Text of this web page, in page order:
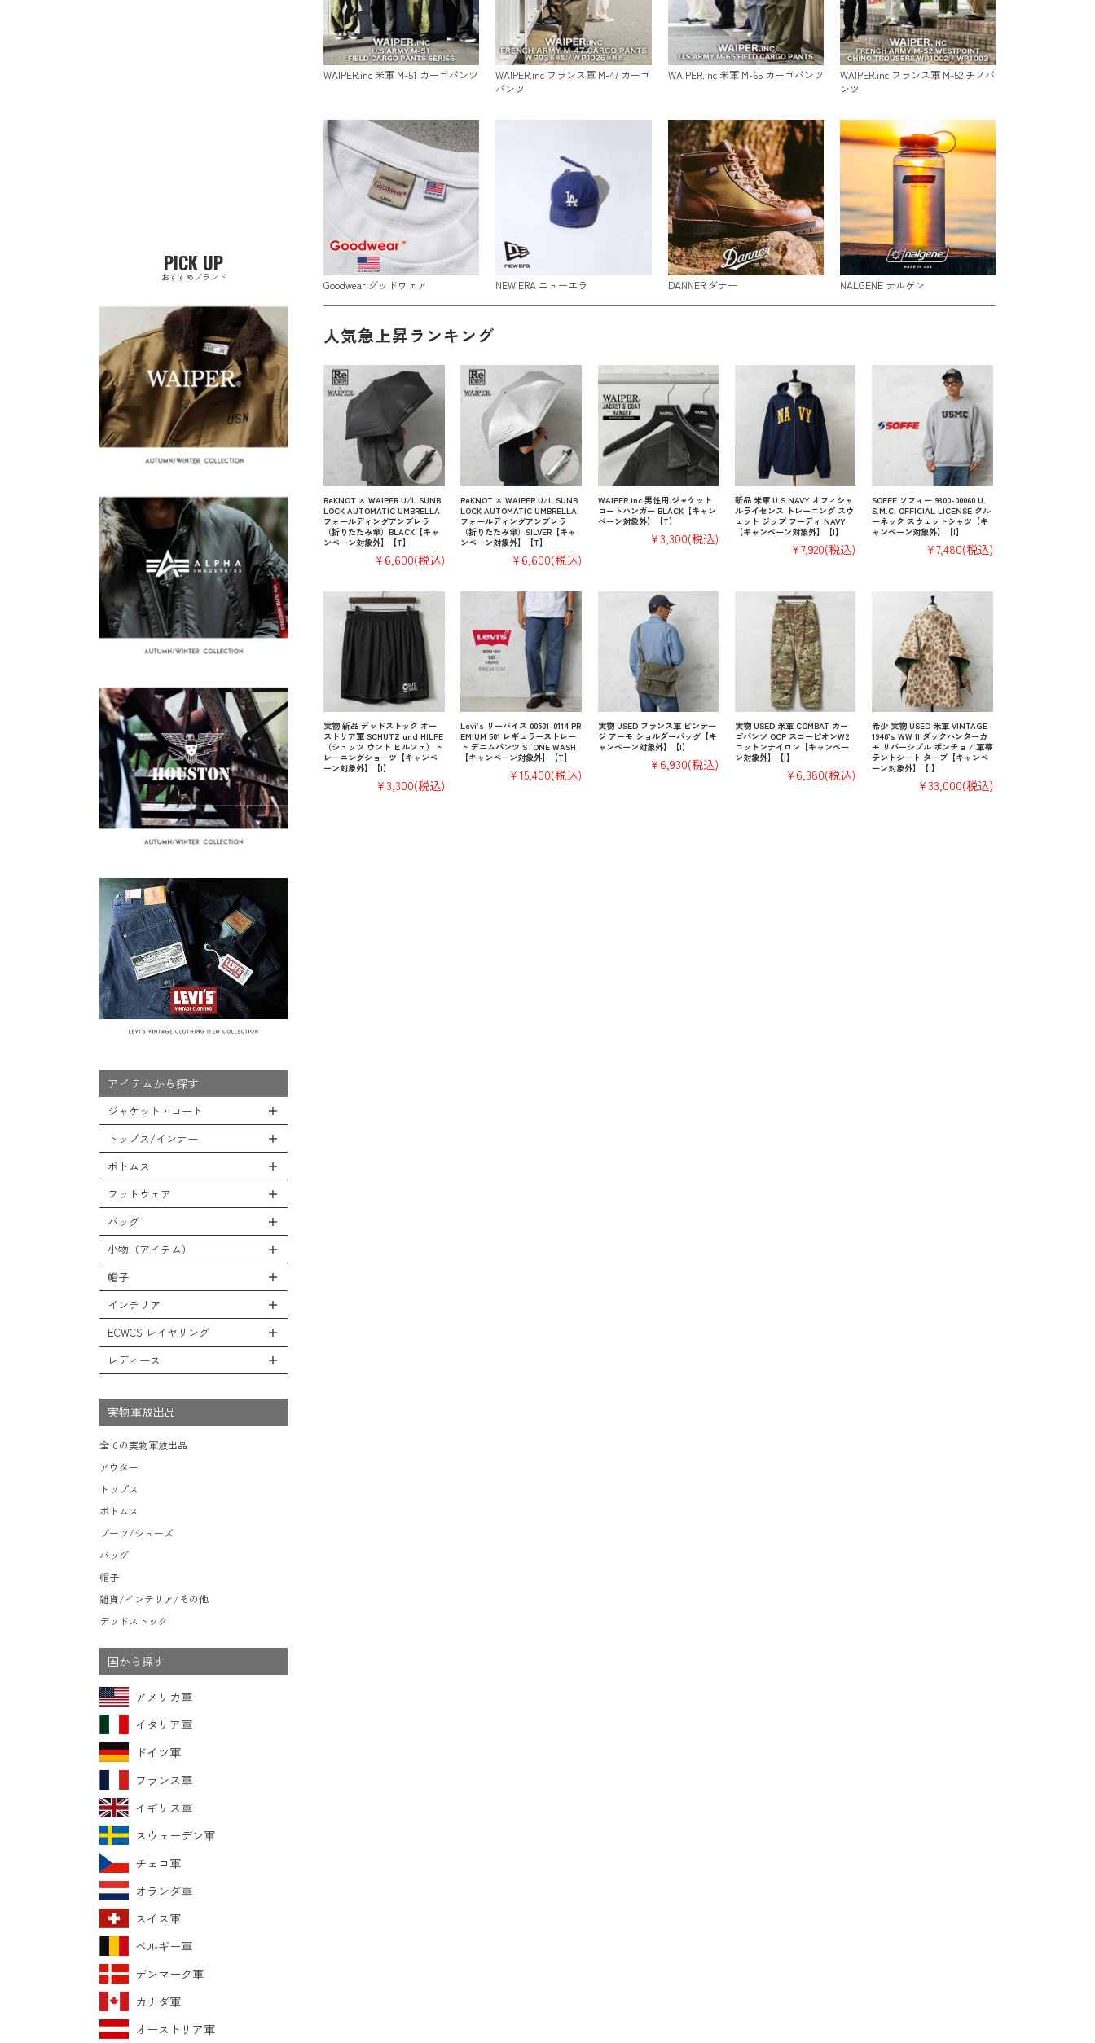
WAIPER.inc 米軍 M-51 カーゴパンツ
WAIPER.inc フランス軍 M-47 カーゴ
パンツ
WAIPER.inc 米軍 M-65 カーゴパンツ
WAIPER.inc フランス軍 M-52 チノパ
ンツ
Goodwear グッドウェア NEW ERA ニューエラ DANNER ダナー NALGENE ナルゲン
人気急上昇ランキング
ReKNOT × WAIPER U/L SUNB
LOCK AUTOMATIC UMBRELLA
フォールディングアンブレラ
（折りたたみ傘）BLACK【キャ
ンペーン対象外】【T】
¥6,600(税込)
ReKNOT × WAIPER U/L SUNB
LOCK AUTOMATIC UMBRELLA
フォールディングアンブレラ
（折りたたみ傘）SILVER【キャ
ンペーン対象外】【T】
¥6,600(税込)
WAIPER.inc 男性用 ジャケット
コートハンガー BLACK【キャン
ペーン対象外】【T】
¥3,300(税込)
新品 米軍 U.S.NAVY オフィシャ
ルライセンス トレーニング スウ
ェット ジップ フーディ NAVY
【キャンペーン対象外】【I】
¥7,920(税込)
SOFFE ソフィー 9300-00060 U.
S.M.C. OFFICIAL LICENSE クル
ーネック スウェットシャツ【キ
ャンペーン対象外】【I】
¥7,480(税込)
実物 新品 デッドストック オー
ストリア軍 SCHUTZ und HILFE
（シュッツ ウント ヒルフェ）ト
レーニングショーツ【キャンペ
ーン対象外】【I】
¥3,300(税込)
Levi’s リーバイス 00501-0114 PR
EMIUM 501 レギュラーストレー
ト デニムパンツ STONE WASH
【キャンペーン対象外】【T】
¥15,400(税込)
実物 USED フランス軍 ビンテー
ジ アーモ ショルダーバッグ【キ
ャンペーン対象外】【I】
¥6,930(税込)
実物 USED 米軍 COMBAT カー
ゴパンツ OCP スコーピオンW2
コットンナイロン【キャンペー
ン対象外】【I】
¥6,380(税込)
希少 実物 USED 米軍 VINTAGE
1940’s WW II ダックハンターカ
モ リバーシブル ポンチョ / 軍幕
テントシート タープ【キャンペ
ーン対象外】【I】
¥33,000(税込)
PICK UP
おすすめブランド
アイテムから探す
ジャケット・コート
全てのジャケット・コート
LEVEL7
フライトジャケット
M-65ジャケット
デッキジャケット
タンカースジャケット
コート
フリースジャケット
レザーアウター
ジャケットライナー
モッズコート
トップス/インナー
全てのトップス/インナー
Tシャツ
シャツ
スウェット/パーカー
セーター/カーディガン
ベスト
タンクトップ
ボトムス
全てのボトムス
カーゴパンツ
デニムパンツ
チノ，ワークパンツ
ファティーグパンツ
ナイロンパンツ
スウェットパンツ
ショートパンツ
アンダー（下着）
フットウェア
全てのフットウェア
ブーツ
シューズ・スニーカー
サンダル
レインシューズ・ブーツ
ソックス/靴下
バッグ
全てのバッグ
リュックサック
ショルダーバッグ
ヘルメットバッグ
メッセンジャーバッグ
トートバッグ
ダッフルバッグ
ボストンバッグ
ポーチ/ケース/etc
スーツケース/キャリーバッグ
ビジネスバッグ
小物（アイテム）
全ての小物（アイテム）
グローブ（手袋）
防寒物（ネックウォーマーetc）
傘/ポンチョ
ミリタリーウォッチ
サングラス・ゴーグル
帽子
全ての帽子
キャップ
ハット
ニット帽（ビーニー）
ベレー帽
ハンチング
キャスケット
その他
インテリア
全てのインテリア
デスク、椅子、家具
ボックス/ガソリン缶/etc
生地・テントシェル
ECWCS レイヤリング
全てのECWCS
ミッドベースレイヤー Level.2
ウィンドレイヤー Level.4
ソフトシェルレイヤー Level.5
ハードシェルレイヤー Level.6
アウターレイヤー Level.7
レディース
実物軍放出品
全ての実物軍放出品
アウター
トップス
ボトムス
ブーツ/シューズ
バッグ
帽子
雑貨/インテリア/その他
デッドストック
国から探す
アメリカ軍
イタリア軍
ドイツ軍
フランス軍
イギリス軍
スウェーデン軍
チェコ軍
オランダ軍
スイス軍
ベルギー軍
デンマーク軍
カナダ軍
オーストリア軍